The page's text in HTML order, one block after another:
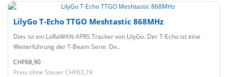
LilyGo T-Echo TTGO Meshtastic 868MHz
Dies ist ein LoRaWAN APRS Tracker von LilyGo. Der T-Echo ist eine
Weiterführung der T-Beam Serie. De..
CHF68,90
Preis ohne Steuer CHF63,74